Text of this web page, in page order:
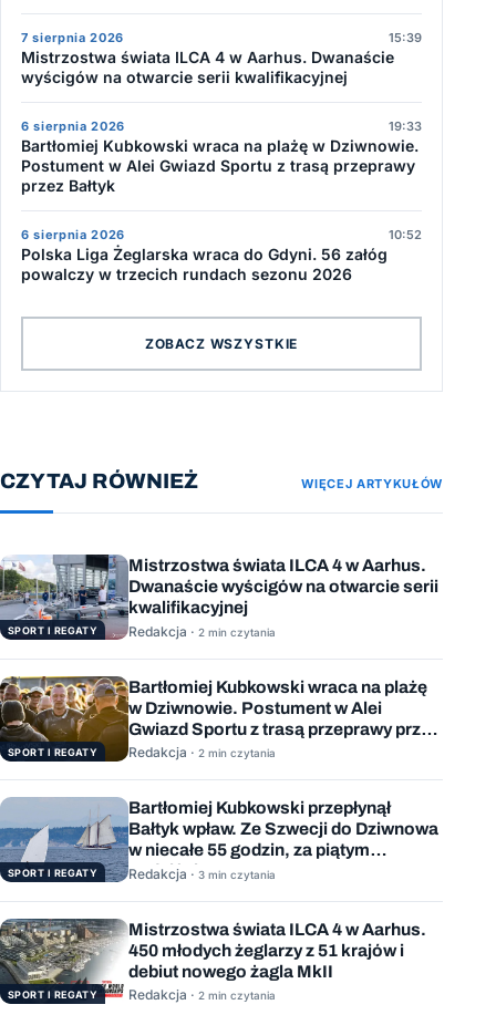
7 sierpnia 2026 15:39
Mistrzostwa świata ILCA 4 w Aarhus. Dwanaście
wyścigów na otwarcie serii kwalifikacyjnej
6 sierpnia 2026 19:33
Bartłomiej Kubkowski wraca na plażę w Dziwnowie.
Postument w Alei Gwiazd Sportu z trasą przeprawy
przez Bałtyk
6 sierpnia 2026 10:52
Polska Liga Żeglarska wraca do Gdyni. 56 załóg
powalczy w trzecich rundach sezonu 2026
ZOBACZ WSZYSTKIE
CZYTAJ RÓWNIEŻ WIĘCEJ ARTYKUŁÓW
SPORT I REGATY
Mistrzostwa świata ILCA 4 w Aarhus.
Dwanaście wyścigów na otwarcie serii
kwalifikacyjnej
Redakcja · 2 min czytania
SPORT I REGATY
Bartłomiej Kubkowski wraca na plażę
w Dziwnowie. Postument w Alei
Gwiazd Sportu z trasą przeprawy przez
Bałtyk
Redakcja · 2 min czytania
SPORT I REGATY
Bartłomiej Kubkowski przepłynął
Bałtyk wpław. Ze Szwecji do Dziwnowa
w niecałe 55 godzin, za piątym
podejściem
Redakcja · 3 min czytania
SPORT I REGATY
Mistrzostwa świata ILCA 4 w Aarhus.
450 młodych żeglarzy z 51 krajów i
debiut nowego żagla MkII
Redakcja · 2 min czytania